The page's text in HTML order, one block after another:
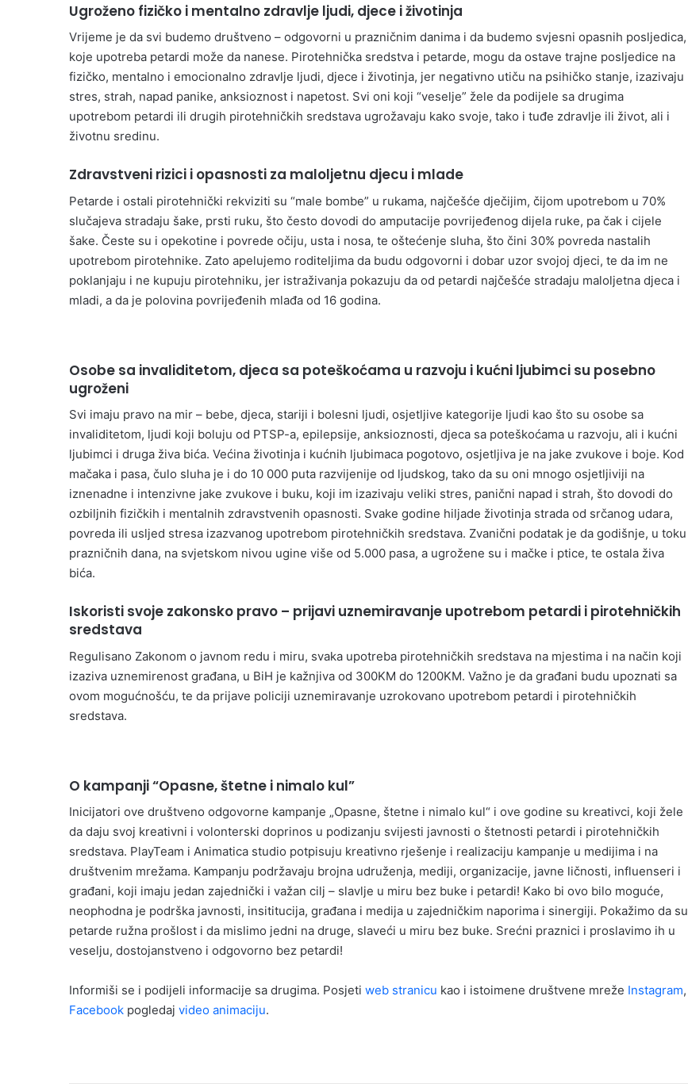
Ugroženo fizičko i mentalno zdravlje ljudi, djece i životinja
Vrijeme je da svi budemo društveno – odgovorni u prazničnim danima i da budemo svjesni opasnih posljedica,
koje upotreba petardi može da nanese. Pirotehnička sredstva i petarde, mogu da ostave trajne posljedice na
fizičko, mentalno i emocionalno zdravlje ljudi, djece i životinja, jer negativno utiču na psihičko stanje, izazivaju
stres, strah, napad panike, anksioznost i napetost. Svi oni koji “veselje” žele da podijele sa drugima
upotrebom petardi ili drugih pirotehničkih sredstava ugrožavaju kako svoje, tako i tuđe zdravlje ili život, ali i
životnu sredinu.
Zdravstveni rizici i opasnosti za maloljetnu djecu i mlade
Petarde i ostali pirotehnički rekviziti su “male bombe” u rukama, najčešće dječijim, čijom upotrebom u 70%
slučajeva stradaju šake, prsti ruku, što često dovodi do amputacije povrijeđenog dijela ruke, pa čak i cijele
šake. Česte su i opekotine i povrede očiju, usta i nosa, te oštećenje sluha, što čini 30% povreda nastalih
upotrebom pirotehnike. Zato apelujemo roditeljima da budu odgovorni i dobar uzor svojoj djeci, te da im ne
poklanjaju i ne kupuju pirotehniku, jer istraživanja pokazuju da od petardi najčešće stradaju maloljetna djeca i
mladi, a da je polovina povrijeđenih mlađa od 16 godina.
Osobe sa invaliditetom, djeca sa poteškoćama u razvoju i kućni ljubimci su posebno
ugroženi
Svi imaju pravo na mir – bebe, djeca, stariji i bolesni ljudi, osjetljive kategorije ljudi kao što su osobe sa
invaliditetom, ljudi koji boluju od PTSP-a, epilepsije, anksioznosti, djeca sa poteškoćama u razvoju, ali i kućni
ljubimci i druga živa bića. Većina životinja i kućnih ljubimaca pogotovo, osjetljiva je na jake zvukove i boje. Kod
mačaka i pasa, čulo sluha je i do 10 000 puta razvijenije od ljudskog, tako da su oni mnogo osjetljiviji na
iznenadne i intenzivne jake zvukove i buku, koji im izazivaju veliki stres, panični napad i strah, što dovodi do
ozbiljnih fizičkih i mentalnih zdravstvenih opasnosti. Svake godine hiljade životinja strada od srčanog udara,
povreda ili usljed stresa izazvanog upotrebom pirotehničkih sredstava. Zvanični podatak je da godišnje, u toku
prazničnih dana, na svjetskom nivou ugine više od 5.000 pasa, a ugrožene su i mačke i ptice, te ostala živa
bića.
Iskoristi svoje zakonsko pravo – prijavi uznemiravanje upotrebom petardi i pirotehničkih
sredstava
Regulisano Zakonom o javnom redu i miru, svaka upotreba pirotehničkih sredstava na mjestima i na način koji
izaziva uznemirenost građana, u BiH je kažnjiva od 300KM do 1200KM. Važno je da građani budu upoznati sa
ovom mogućnošću, te da prijave policiji uznemiravanje uzrokovano upotrebom petardi i pirotehničkih
sredstava.
O kampanji “Opasne, štetne i nimalo kul”
Inicijatori ove društveno odgovorne kampanje „Opasne, štetne i nimalo kul“ i ove godine su kreativci, koji žele
da daju svoj kreativni i volonterski doprinos u podizanju svijesti javnosti o štetnosti petardi i pirotehničkih
sredstava. PlayTeam i Animatica studio potpisuju kreativno rješenje i realizaciju kampanje u medijima i na
društvenim mrežama. Kampanju podržavaju brojna udruženja, mediji, organizacije, javne ličnosti, influenseri i
građani, koji imaju jedan zajednički i važan cilj – slavlje u miru bez buke i petardi! Kako bi ovo bilo moguće,
neophodna je podrška javnosti, insititucija, građana i medija u zajedničkim naporima i sinergiji. Pokažimo da su
petarde ružna prošlost i da mislimo jedni na druge, slaveći u miru bez buke. Srećni praznici i proslavimo ih u
veselju, dostojanstveno i odgovorno bez petardi!
Informiši se i podijeli informacije sa drugima. Posjeti web stranicu kao i istoimene društvene mreže Instagram,
Facebook pogledaj video animaciju.